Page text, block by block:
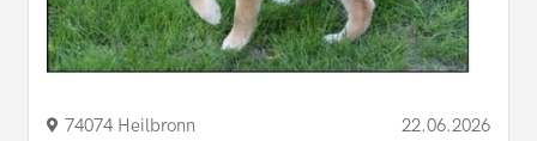
74074 Heilbronn 22.06.2026